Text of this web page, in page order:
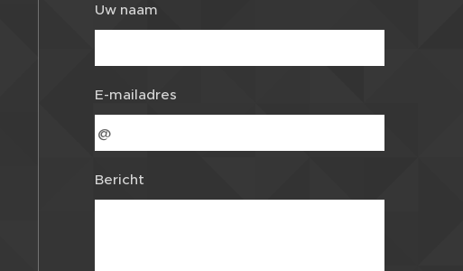
Uw naam
E-mailadres
Bericht